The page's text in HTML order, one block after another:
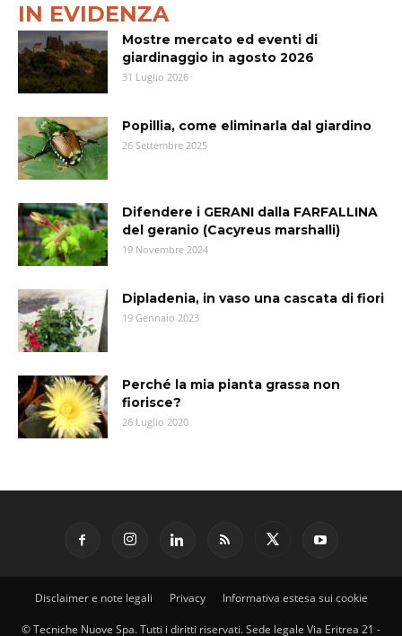
IN EVIDENZA
Mostre mercato ed eventi di
giardinaggio in agosto 2026
31 Luglio 2026
Popillia, come eliminarla dal giardino
26 Settembre 2025
Difendere i GERANI dalla FARFALLINA
del geranio (Cacyreus marshalli)
19 Novembre 2024
Dipladenia, in vaso una cascata di fiori
19 Gennaio 2023
Perché la mia pianta grassa non
fiorisce?
26 Luglio 2020
Disclaimer e note legali Privacy Informativa estesa sui cookie
© Tecniche Nuove Spa. Tutti i diritti riservati. Sede legale Via Eritrea 21 -